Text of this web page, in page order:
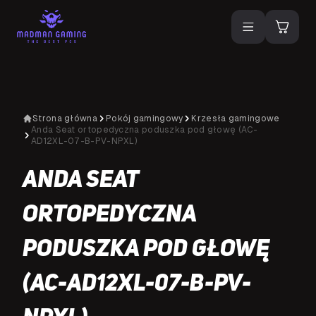
Strona główna Pokój gamingowy
Krzesła gamingowe
Anda Seat ortopedyczna poduszka pod głowę (AC-
AD12XL-07-B-PV-NPXL)
Anda Seat
ortopedyczna
poduszka pod głowę
(AC-AD12XL-07-B-PV-